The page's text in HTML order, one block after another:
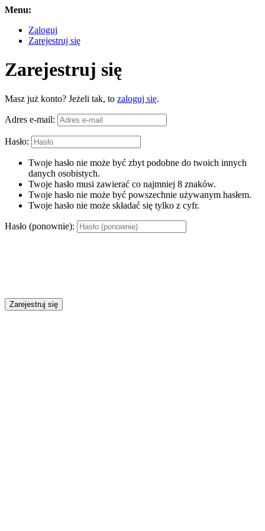
Menu:
Zaloguj
Zarejestruj się
Zarejestruj się
Masz już konto? Jeżeli tak, to zaloguj się.
Adres e-mail:
Hasło:
Twoje hasło nie może być zbyt podobne do twoich innych
danych osobistych.
Twoje hasło musi zawierać co najmniej 8 znaków.
Twoje hasło nie może być powszechnie używanym hasłem.
Twoje hasło nie może składać się tylko z cyfr.
Hasło (ponownie):
Zarejestruj się